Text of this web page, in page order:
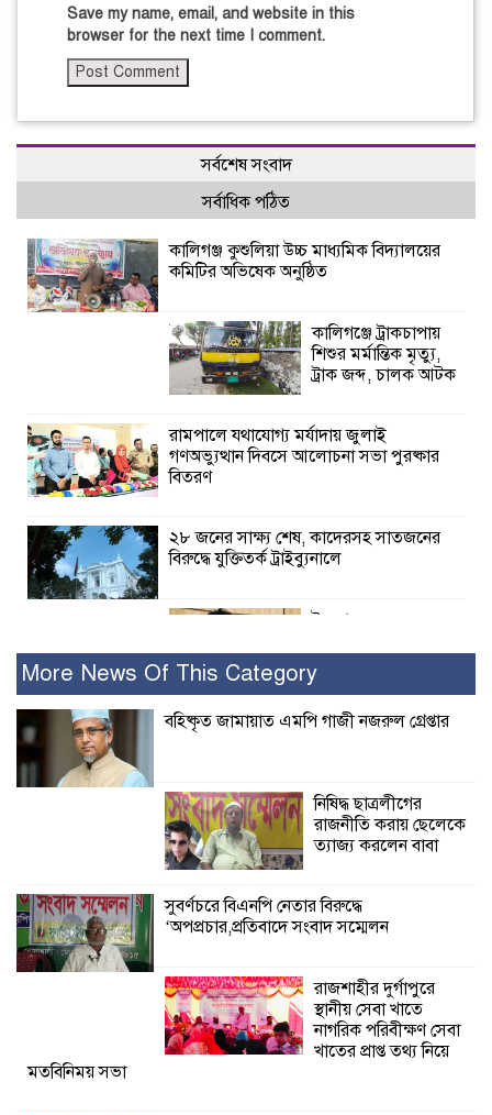
Save my name, email, and website in this
browser for the next time I comment.
সর্বশেষ সংবাদ
সর্বাধিক পঠিত
কালিগঞ্জ কুশুলিয়া উচ্চ মাধ্যমিক বিদ্যালয়ের
কমিটির অভিষেক অনুষ্ঠিত
কালিগঞ্জে ট্রাকচাপায়
শিশুর মর্মান্তিক মৃত্যু,
ট্রাক জব্দ, চালক আটক
রামপালে যথাযোগ্য মর্যাদায় জুলাই
গণঅভ্যুত্থান দিবসে আলোচনা সভা পুরষ্কার
বিতরণ
২৮ জনের সাক্ষ্য শেষ, কাদেরসহ সাতজনের
বিরুদ্ধে যুক্তিতর্ক ট্রাইব্যুনালে
ইসলামের সবচেয়ে
নুর
কালিগঞ্জে নিখোঁজ জেলের মরদেহ অবশেষে
মিলল ইছামতী নদীতে
শ্রীউলা ইউনিয়ন
অনুষ্ঠিত
শ্যামনগরে জলবায়ু সহনশীল জনগোষ্ঠী গঠনে
More News Of This Category
বহিষ্কৃত জামায়াত এমপি গাজী নজরুল গ্রেপ্তার
নিষিদ্ধ ছাত্রলীগের
রাজনীতি করায় ছেলেকে
ত্যাজ্য করলেন বাবা
সুবর্ণচরে বিএনপি নেতার বিরুদ্ধে
‘অপপ্রচার,প্রতিবাদে সংবাদ সম্মেলন
রাজশাহীর দুর্গাপুরে
স্থানীয় সেবা খাতে
নাগরিক পরিবীক্ষণ সেবা
খাতের প্রাপ্ত তথ্য নিয়ে
মতবিনিময় সভা